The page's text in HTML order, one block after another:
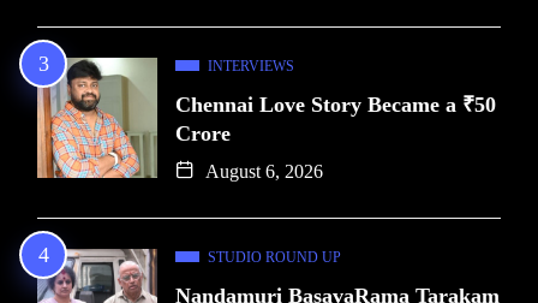
INTERVIEWS
Chennai Love Story Became a ₹50
Crore
August 6, 2026
STUDIO ROUND UP
Nandamuri BasavaRama Tarakam